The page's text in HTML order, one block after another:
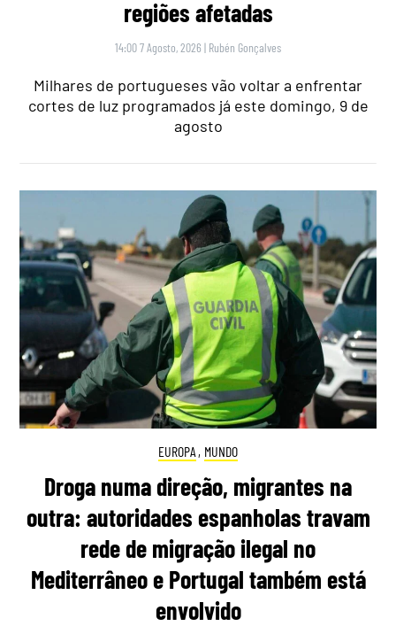
regiões afetadas
14:00 7 Agosto, 2026 | Rubén Gonçalves
Milhares de portugueses vão voltar a enfrentar
cortes de luz programados já este domingo, 9 de
agosto
EUROPA , MUNDO
Droga numa direção, migrantes na
outra: autoridades espanholas travam
rede de migração ilegal no
Mediterrâneo e Portugal também está
envolvido